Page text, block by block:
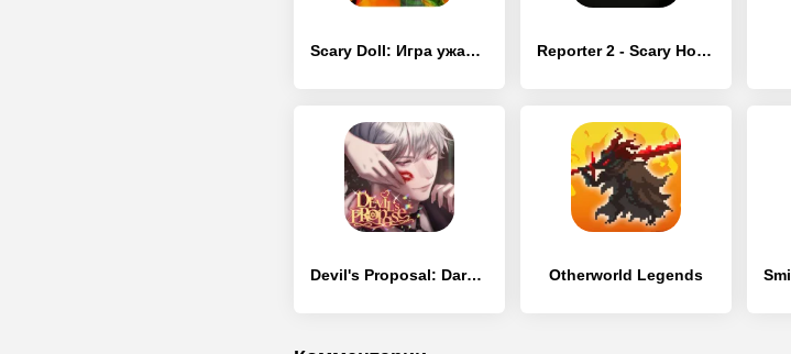
Scary Doll: Игра ужасов в доме Reporter 2 - Scary Horror Game
Devil's Proposal: Dark Romance Otome Story Game Otherworld Legends